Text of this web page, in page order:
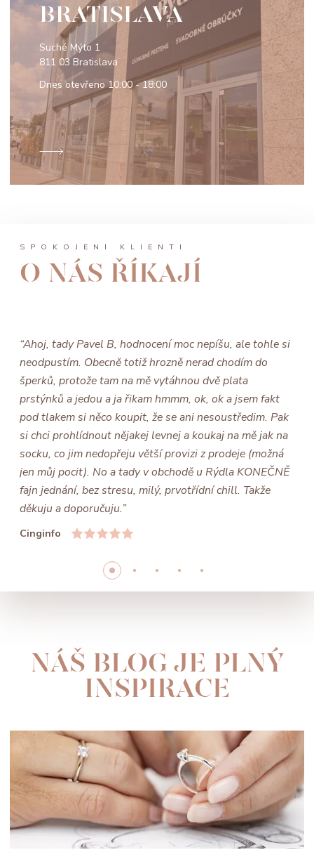
BRATISLAVA
Suché Mýto 1
811 03 Bratislava
Dnes otevřeno10:00 - 18:00
SPOKOJENÍ KLIENTI
O NÁS ŘÍKAJÍ
“Ahoj, tady Pavel B, hodnocení moc nepíšu, ale tohle si
neodpustím. Obecně totiž hrozně nerad chodím do
šperků, protože tam na mě vytáhnou dvě plata
prstýnků a jedou a ja řikam hmmm, ok, ok a jsem fakt
pod tlakem si něco koupit, že se ani nesoustředim. Pak
si chci prohlídnout nějakej levnej a koukaj na mě jak na
socku, co jim nedopřeju větší provizi z prodeje (možná
jen můj pocit). No a tady v obchodě u Rýdla KONEČNĚ
fajn jednání, bez stresu, milý, prvotřídní chill. Takže
děkuju a doporučuju.”
Cinginfo
NÁŠ BLOG JE PLNÝ
INSPIRACE